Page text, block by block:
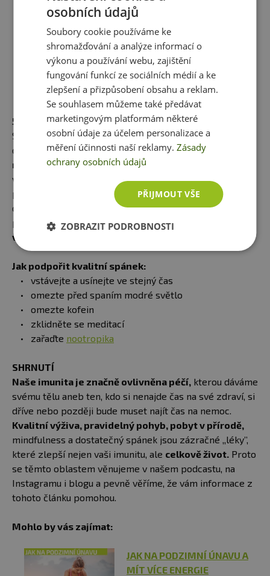
studené vody při ranním sprchování, které podporuje
krevní oběh a připravuje tělo na změny teplot při
přechodu z vyhřátých místností do venkovního
prostředí)
Ashwagandha(superpotravina, která podporuje
odolnost vůči stresu, pomáhá snižovat hladinu
kortizolu a celkově zlepšuje vitalitu člověka)
5. PROSPĚTE SE KE ZDRAVÍ
Spánek sev našich článcíchobjevuje často a má to svůj
důvod.
Během spánku totiž dochází k regeneračním
mechanismům celého organismu,
všech oblastech našeho života, například ve výkonu,
psychice a samozřejmě i imunitě. V dnešní uspěchané
době je bezpochyby náročné skloubit všechny
povinnosti a aktivity, avšakkvalitní spánek by měl být
vždy tou hlavní prioritou.
Jak podpořit kvalitní spánek:
vstávejte a usínejte ve stejný čas
omezte před spaním modré světlo
omezte kofein
zklidněte se meditací
zařaďte nootropika
SHRNUTÍ
Naše imunita je značně ovlivněna péčí, kterou dáváme
svému tělu aneb ten, kdo si nenajde čas na své zdraví, si
dříve nebo později bude muset najít čas na nemoc.
Kvalitní výživa, pravidelný pohyb, pobyt v přírodě,
mindfulness a dostatečný spánek jsou zázračné ,,léky’’,
které zlepší nejen vaši imunitu, ale celkově život. Proto
se těmto oblastem věnujeme v našem podcastu, na
Instagramu i blogu a pevně věříme, že vám informace z
tohoto článku pomohou.
Mohlo by vás zajímat:
JAK NA PODZIMNÍ ÚNAVU A
MÍT VÍCE ENERGIE
osobních údajů
Soubory cookie používáme ke
shromažďování a analýze informací o
výkonu a používání webu, zajištění
fungování funkcí ze sociálních médií a ke
zlepšení a přizpůsobení obsahu a reklam.
Se souhlasem můžeme také předávat
marketingovým platformám některé
osobní údaje za účelem personalizace a
měření účinnosti naší reklamy.Zásady
ochrany osobních údajů
PŘIJMOUT VŠE
ZOBRAZIT PODROBNOSTI